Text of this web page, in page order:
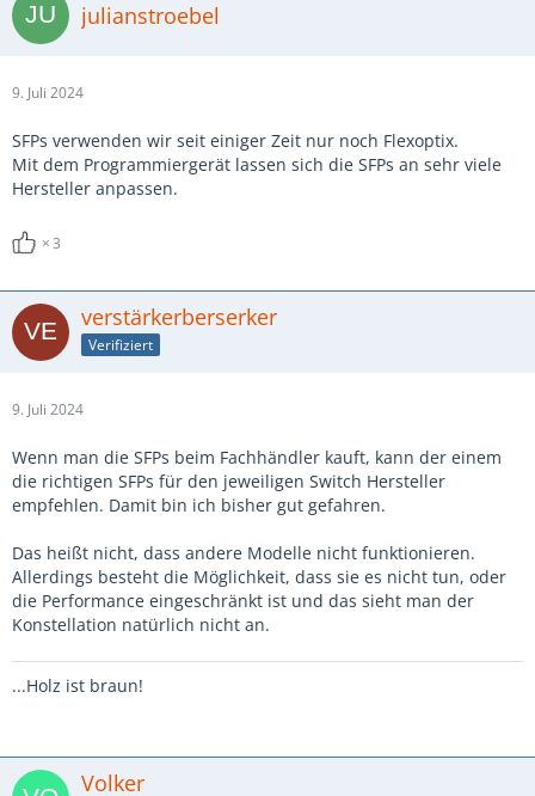
julianstroebel
9. Juli 2024
SFPs verwenden wir seit einiger Zeit nur noch Flexoptix.
Mit dem Programmiergerät lassen sich die SFPs an sehr viele
Hersteller anpassen.
3
verstärkerberserker
Verifiziert
9. Juli 2024
Wenn man die SFPs beim Fachhändler kauft, kann der einem
die richtigen SFPs für den jeweiligen Switch Hersteller
empfehlen. Damit bin ich bisher gut gefahren.
Das heißt nicht, dass andere Modelle nicht funktionieren.
Allerdings besteht die Möglichkeit, dass sie es nicht tun, oder
die Performance eingeschränkt ist und das sieht man der
Konstellation natürlich nicht an.
...Holz ist braun!
Volker